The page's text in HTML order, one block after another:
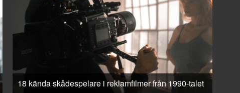
18 kända skådespelare i reklamfilmer från 1990-talet